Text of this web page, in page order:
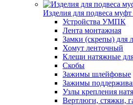
Изделия для подвеса муфт
Устройства УМПК
Лента монтажная
Замки (скрепы) для
Хомут ленточный
Клещи натяжные
Скобы
Зажимы шлейфовые
Зажимы
Узлы крепления
Вертлюги, стяжки,